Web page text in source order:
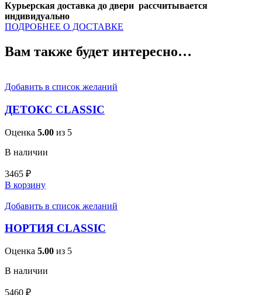
Курьерская доставка до двери рассчитывается
индивидуально
ПОДРОБНЕЕ О ДОСТАВКЕ
Вам также будет интересно…
Добавить в список желаний
ДЕТОКС CLASSIC
Оценка 5.00 из 5
В наличии
3465 ₽
В корзину
Добавить в список желаний
НОРТИЯ CLASSIC
Оценка 5.00 из 5
В наличии
5460 ₽